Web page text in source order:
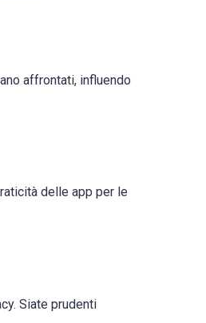
affrontati, influendo
delle app per le
Siate prudenti